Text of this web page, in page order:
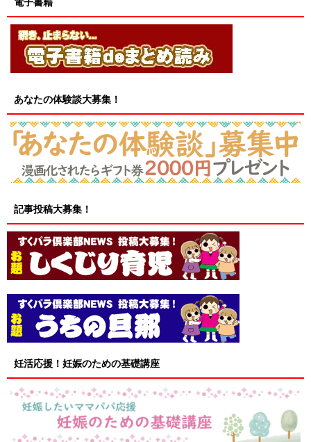
あなたの体験談大募集！
記事投稿大募集！
妊活応援！妊娠のための基礎講座